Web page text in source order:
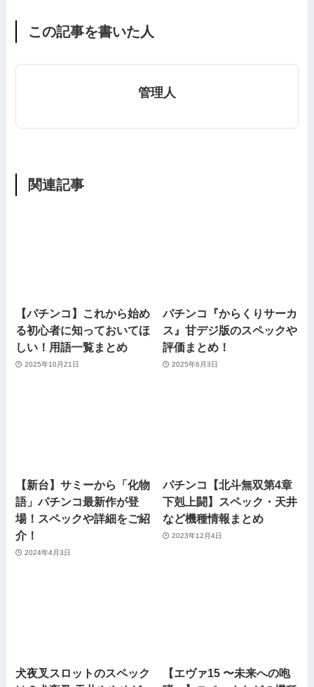
この記事を書いた人
管理人
関連記事
【パチンコ】これから始め
る初心者に知っておいてほ
しい！用語一覧まとめ
2025年10月21日
パチンコ『からくりサーカ
ス』甘デジ版のスペックや
評価まとめ！
2025年6月3日
【新台】サミーから「化物
語」パチンコ最新作が登
場！スペックや詳細をご紹
介！
2024年4月3日
パチンコ【北斗無双第4章
下剋上闘】スペック・天井
など機種情報まとめ
2023年12月4日
犬夜叉スロットのスペック
【エヴァ15 〜未来への咆